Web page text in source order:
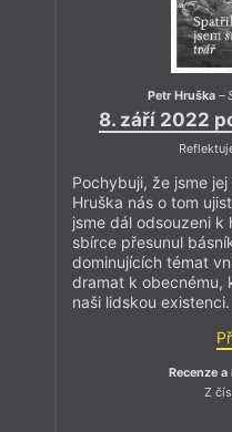
Petr Hruška–
8. září 2022
Pochybuji, že jsme
Hruška nás o tom
jsme dál odsouzeni k
sbírce přesunul
dominujících témat
dramat k obecnému,
naši lidskou existenci.
Recenze a
Z